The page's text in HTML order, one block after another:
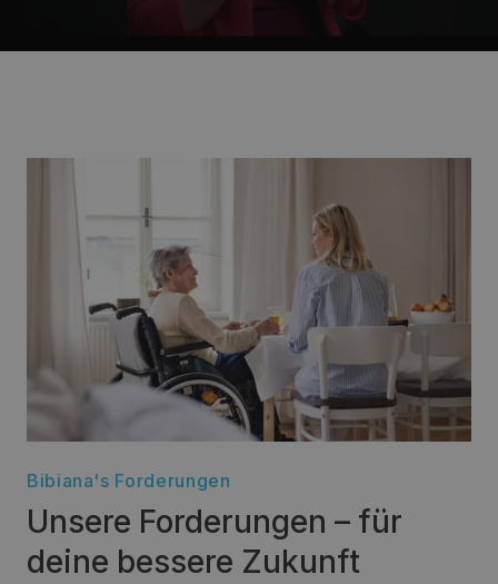
Bibiana's Forderungen
Unsere Forderungen – für
deine bessere Zukunft